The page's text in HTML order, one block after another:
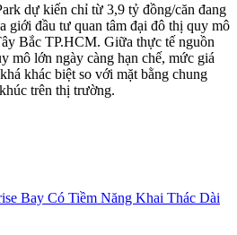
dự kiến chỉ từ 3,9 tỷ đồng/căn đang
giới đầu tư quan tâm đại đô thị quy mô
Bắc TP.HCM. Giữa thực tế nguồn
mô lớn ngày càng hạn chế, mức giá
khác biệt so với mặt bằng chung
trên thị trường.
Bay Có Tiềm Năng Khai Thác Dài